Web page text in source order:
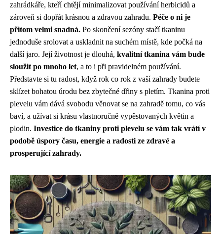
zahrádkáře, kteří chtějí minimalizovat používání herbicidů a
zároveň si dopřát krásnou a zdravou zahradu. Péče o ni je
přitom velmi snadná. Po skončení sezóny stačí tkaninu
jednoduše srolovat a uskladnit na suchém místě, kde počká na
další jaro. Její životnost je dlouhá, kvalitní tkanina vám bude
sloužit po mnoho let, a to i při pravidelném používání.
Představte si tu radost, když rok co rok z vaší zahrady budete
sklízet bohatou úrodu bez zbytečné dřiny s pletím. Tkanina proti
plevelu vám dává svobodu věnovat se na zahradě tomu, co vás
baví, a užívat si krásu vlastnoručně vypěstovaných květin a
plodin. Investice do tkaniny proti plevelu se vám tak vrátí v
podobě úspory času, energie a radosti ze zdravé a
prosperující zahrady.